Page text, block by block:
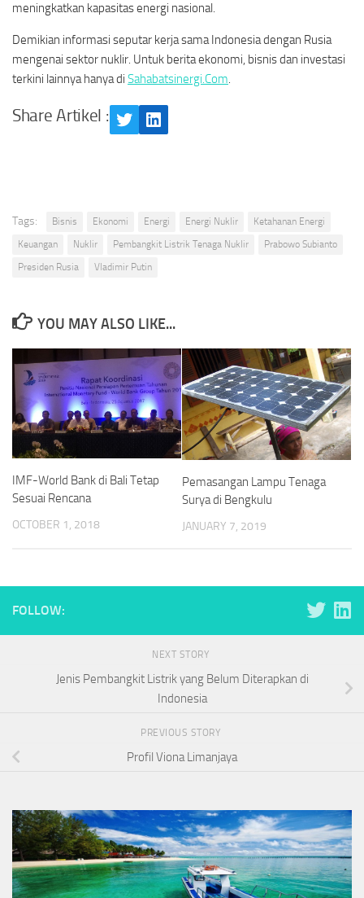
meningkatkan kapasitas energi nasional.
Demikian informasi seputar kerja sama Indonesia dengan Rusia
mengenai sektor nuklir. Untuk berita ekonomi, bisnis dan investasi
terkini lainnya hanya di Sahabatsinergi.Com.
Share Artikel :
TwitterLinkedIn
Tags: Bisnis Ekonomi Energi Energi Nuklir
Ketahanan Energi
Keuangan
Nuklir Pembangkit Listrik Tenaga Nuklir
Prabowo Subianto
Presiden Rusia
Vladimir Putin
YOU MAY ALSO LIKE...
IMF-World Bank di Bali Tetap
Sesuai Rencana
OCTOBER 1, 2018
Pemasangan Lampu Tenaga
Surya di Bengkulu
JANUARY 7, 2019
FOLLOW:
NEXT STORY
Jenis Pembangkit Listrik yang Belum Diterapkan di
Indonesia
PREVIOUS STORY
Profil Viona Limanjaya